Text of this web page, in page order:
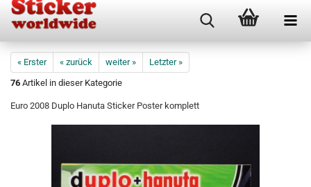
« Erster « zurück weiter »
Letzter »
76 Artikel in dieser Kategorie
Euro 2008 Duplo Hanuta Sticker Poster komplett